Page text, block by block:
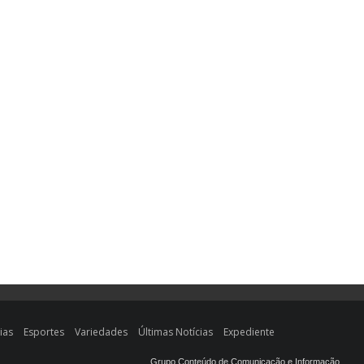
Esportes Variedades Últimas Notícias Expediente
Grupo Conteúdo de Comunicação e Informação